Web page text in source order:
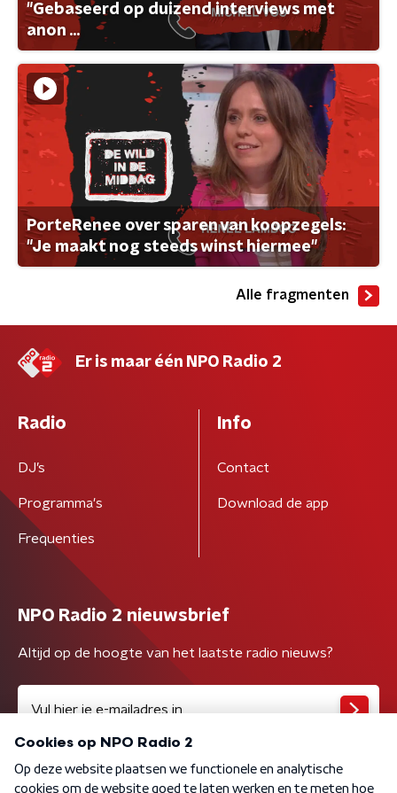
"Gebaseerd op duizend interviews met
anon ...
PorteRenee over sparen van koopzegels:
"Je maakt nog steeds winst hiermee"
Alle fragmenten
Er is maar één NPO Radio 2
Radio
DJ’s
Programma's
Frequenties
Info
Contact
Download de app
NPO Radio 2 nieuwsbrief
Altijd op de hoogte van het laatste radio nieuws?